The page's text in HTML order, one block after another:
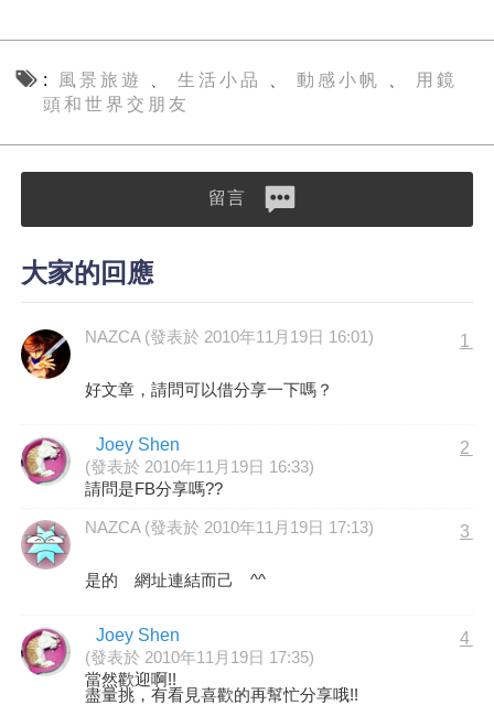
風景旅遊 生活小品 動感小帆
用鏡
頭和世界交朋友
留言
大家的回應
NAZCA (發表於 2010年11月19日 16:01) 1
好文章，請問可以借分享一下嗎？
Joey Shen
(發表於 2010年11月19日 16:33)
2
請問是FB分享嗎??
NAZCA (發表於 2010年11月19日 17:13) 3
是的 網址連結而己 ^^
Joey Shen
(發表於 2010年11月19日 17:35)
4
當然歡迎啊!!
盡量挑，有看見喜歡的再幫忙分享哦!!